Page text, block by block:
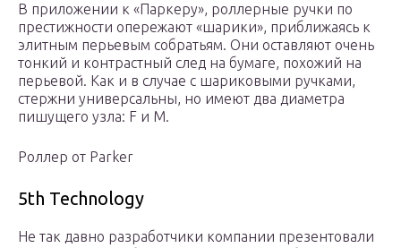
В приложении к «Паркеру», роллерные ручки по
престижности опережают «шарики», приближаясь к
элитным перьевым собратьям. Они оставляют очень
тонкий и контрастный след на бумаге, похожий на
перьевой. Как и в случае с шариковыми ручками,
стержни универсальны, но имеют два диаметра
пишущего узла: F и M.
Роллер от Parker
5th Technology
Не так давно разработчики компании презентовали